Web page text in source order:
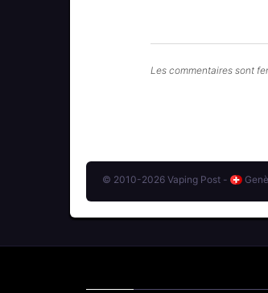
Les commentaires sont
© 2010-2026 Vaping Post -